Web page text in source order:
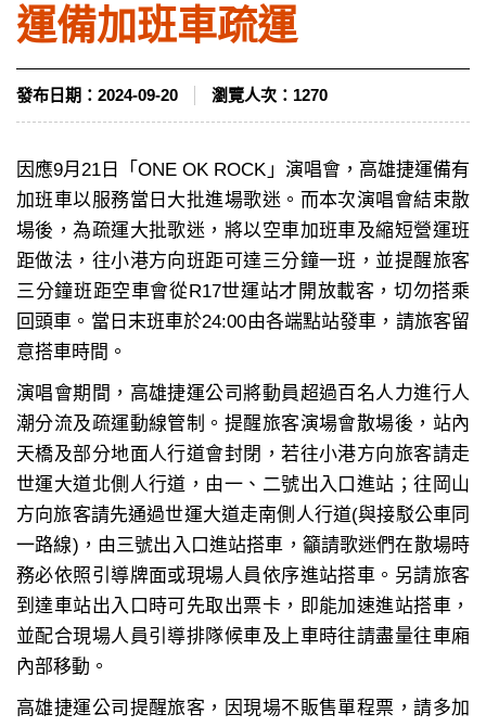
運備加班車疏運
發布日期： 2024-09-20 瀏覽人次： 1270
因應9月21日「ONE OK ROCK」演唱會，高雄捷運備有
加班車以服務當日大批進場歌迷。而本次演唱會結束散
場後，為疏運大批歌迷，將以空車加班車及縮短營運班
距做法，往小港方向班距可達三分鐘一班，並提醒旅客
三分鐘班距空車會從R17世運站才開放載客，切勿搭乘
回頭車。當日末班車於24:00由各端點站發車，請旅客留
意搭車時間。
演唱會期間，高雄捷運公司將動員超過百名人力進行人
潮分流及疏運動線管制。提醒旅客演場會散場後，站內
天橋及部分地面人行道會封閉，若往小港方向旅客請走
世運大道北側人行道，由一、二號出入口進站；往岡山
方向旅客請先通過世運大道走南側人行道(與接駁公車同
一路線)，由三號出入口進站搭車，籲請歌迷們在散場時
務必依照引導牌面或現場人員依序進站搭車。另請旅客
到達車站出入口時可先取出票卡，即能加速進站搭車，
並配合現場人員引導排隊候車及上車時往請盡量往車廂
內部移動。
高雄捷運公司提醒旅客，因現場不販售單程票，請多加